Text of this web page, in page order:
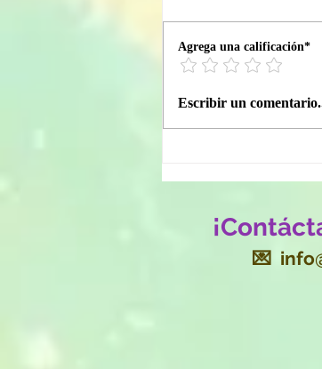
📖 Bitácora ALAS /
Agrega una calificación*
Escribir un
💌